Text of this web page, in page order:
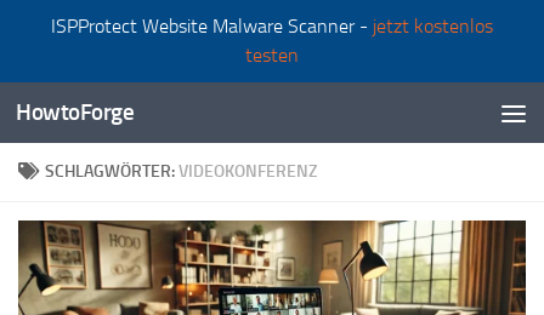
ISPProtect Website Malware Scanner - jetzt kostenlos
testen
Zum Inhalt springen
HowtoForge
SCHLAGWÖRTER:VIDEOKONFERENZ